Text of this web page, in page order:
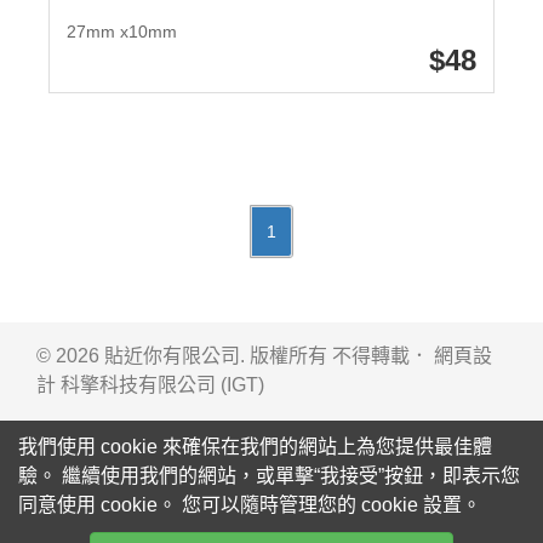
27mm x10mm
48
1
© 2026 貼近你有限公司. 版權所有 不得轉載． 網頁設
計 科擎科技有限公司 (IGT)
我們使用 cookie 來確保在我們的網站上為您提供最佳體
驗。 繼續使用我們的網站，或單擊“我接受”按鈕，即表示您
同意使用 cookie。 您可以隨時管理您的 cookie 設置。